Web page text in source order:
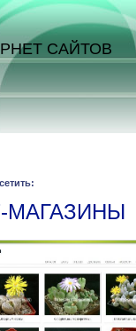
САЙТОВ
МАГАЗИНЫ